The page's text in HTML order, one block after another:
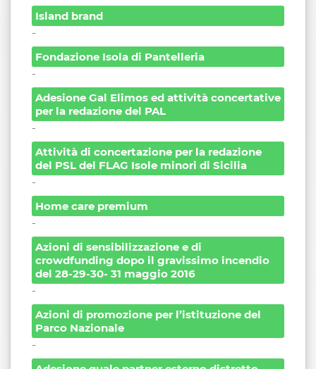
Island brand
-
Fondazione Isola di Pantelleria
-
Adesione Gal Elimos ed attività concertative
per la redazione del PAL
-
Attività di concertazione per la redazione
del PSL del FLAG Isole minori di Sicilia
-
Home care premium
-
Azioni di sensibilizzazione e di
crowdfunding dopo il gravissimo incendio
del 28-29-30- 31 maggio 2016
-
Azioni di promozione per l’istituzione del
Parco Nazionale
-